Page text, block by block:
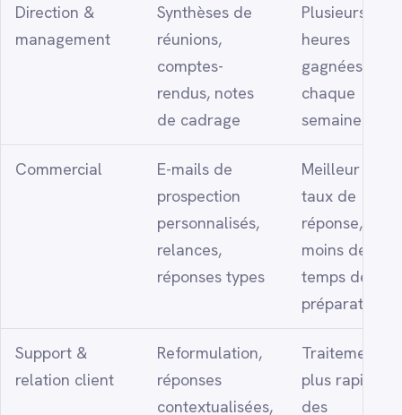
Direction &
management
Synthèses de
réunions,
comptes-
rendus, notes
de cadrage
Plusieurs
heures
gagnées
chaque
semaine
Commercial
E-mails de
prospection
personnalisés,
relances,
réponses types
Meilleur
taux de
réponse,
moins de
temps de
préparation
Support &
relation client
Reformulation,
réponses
contextualisées,
Traitement
plus rapide
des